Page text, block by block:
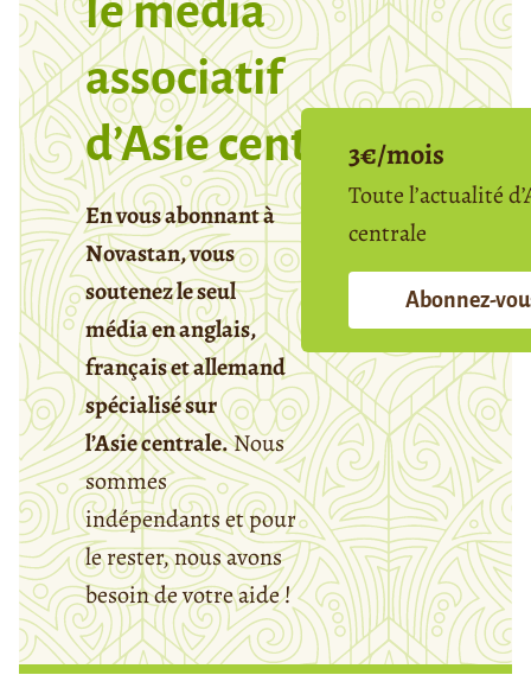
le media
associatif
d’Asie centrale
En vous abonnant à
Novastan, vous
soutenez le seul
média en anglais,
français et allemand
spécialisé sur
l’Asie centrale.Nous
sommes
indépendants et pour
le rester, nous avons
besoin de votre aide !
3€/mois
Toute l’actualité
centrale
Abonnez-